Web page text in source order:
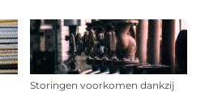
Storingen voorkomen dankzij